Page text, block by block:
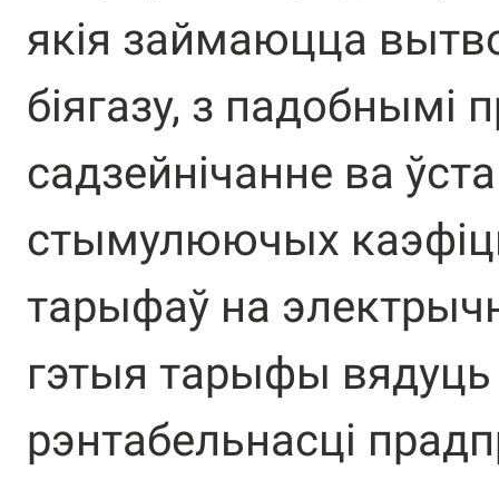
якія займаюцца
біягазу, з падобнымі
садзейнічанне ва
стымулюючых
тарыфаў на
гэтыя тарыфы
рэнтабельнасці